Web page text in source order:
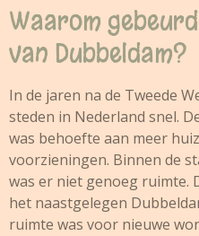
Waarom
van Dubbeldam?
In de jaren na de Tweede
steden in Nederland snel.
was behoefte aan meer
voorzieningen. Binnen de
was er niet genoeg ruimte.
het naastgelegen
ruimte was voor nieuwe